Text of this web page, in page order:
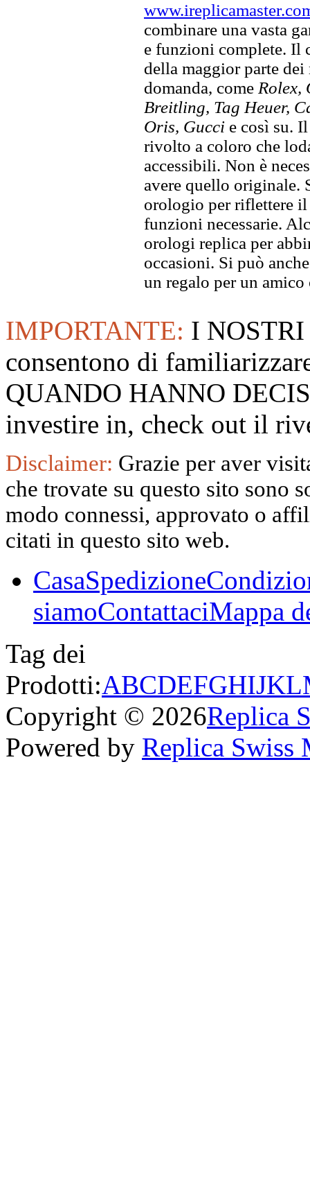
combinare una vasta
e funzioni complete. Il
della maggior parte
domanda, come Rolex,
Breitling, Tag Heuer,
Oris, Gucci e così su.
rivolto a coloro che
accessibili. Non è
avere quello originale.
orologio per riflettere
funzioni necessarie.
orologi replica per
occasioni. Si può
un regalo per un amico
IMPORTANTE: I
consentono di
QUANDO HANNO
investire in, check out il
Disclaimer: Grazie per aver
che trovate su questo sito sono
modo connessi, approvato o
citati in questo sito web.
CasaSpedizione
siamoContattaciMappa
Tag dei
Prodotti:ABCDEFGHIJKL
Copyright © 2026Replica
Powered by Replica Swiss